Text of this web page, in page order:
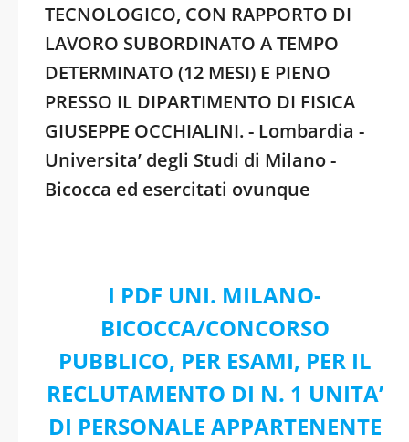
TECNOLOGICO, CON RAPPORTO DI
LAVORO SUBORDINATO A TEMPO
DETERMINATO (12 MESI) E PIENO
PRESSO IL DIPARTIMENTO DI FISICA
GIUSEPPE OCCHIALINI. - Lombardia -
Universita’ degli Studi di Milano -
Bicocca ed esercitati ovunque
I PDF UNI. MILANO-
BICOCCA/CONCORSO
PUBBLICO, PER ESAMI, PER IL
RECLUTAMENTO DI N. 1 UNITA’
DI PERSONALE APPARTENENTE